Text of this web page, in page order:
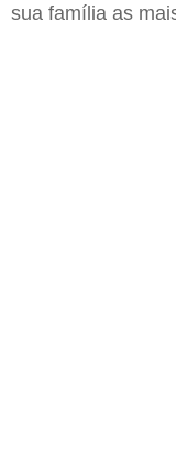
sua família as